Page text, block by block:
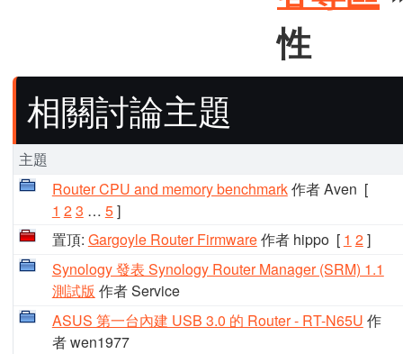
性
相關討論主題
主題
Router CPU and memory benchmark作者 Aven [
1 23 … 5]
置頂: Gargoyle Router Firmware作者 hippo[ 1 2]
Synology 發表 Synology Router Manager (SRM) 1.1
測試版 作者 Service
ASUS 第一台內建 USB 3.0 的 Router - RT-N65U 作
者 wen1977